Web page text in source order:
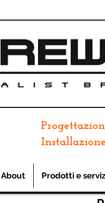
About Prodotti e